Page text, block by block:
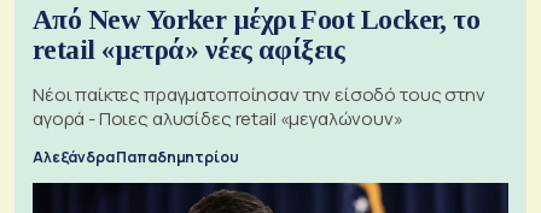
Από New Yorker μέχρι Foot Locker, το
retail «μετρά» νέες αφίξεις
Νέοι παίκτες πραγματοποίησαν την είσοδό τους στην
αγορά - Ποιες αλυσίδες retail «μεγαλώνουν»
Αλεξάνδρα Παπαδημητρίου